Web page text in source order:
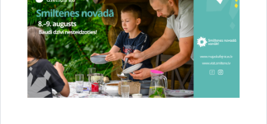
Sanāksme
Datums
26. aprīlis, 2024
Laiks
11.30